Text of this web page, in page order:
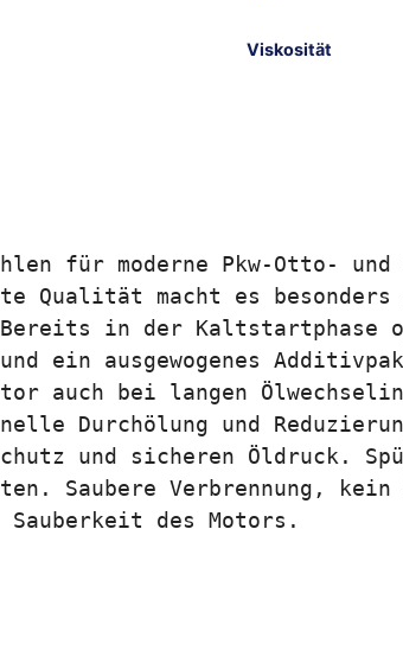
Viskosität
für moderne Pkw-Otto- und
Qualität macht es besonders
in der Kaltstartphase
ein ausgewogenes
auch bei langen
Durchölung und
und sicheren Öldruck.
Saubere Verbrennung, kein
des Motors.